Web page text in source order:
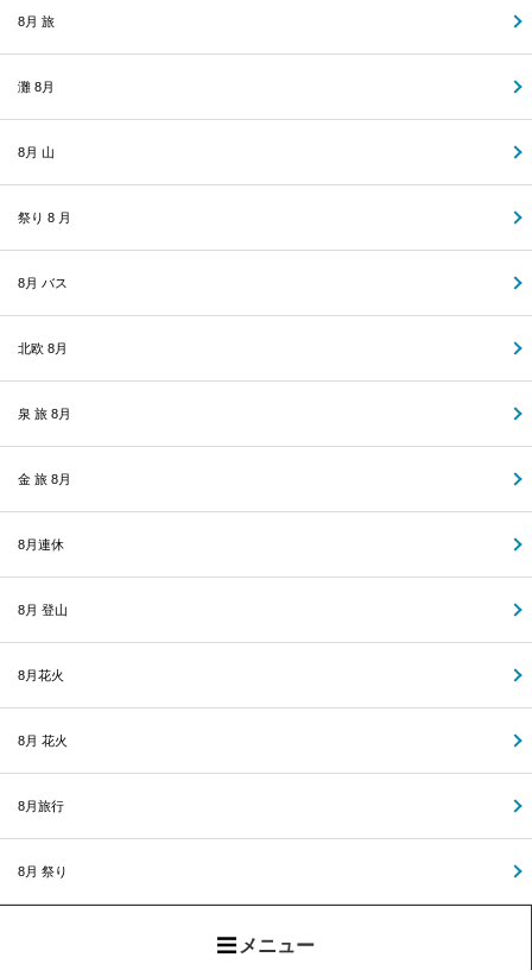
8月 旅
灘 8月
8月 山
祭り 8 月
8月 バス
北欧 8月
泉 旅 8月
金 旅 8月
8月連休
8月 登山
8月花火
8月 花火
8月旅行
8月 祭り
メニュー